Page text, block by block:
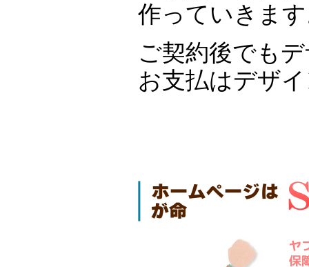
作っていきま
ご契約後でも
お支払はデザ